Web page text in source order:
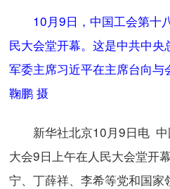
10月9日，中国工会第十
民大会堂开幕。这是中共中
军委主席习近平在主席台向
鞠鹏 摄
新华社北京10月9日电 中
大会9日上午在人民大会堂开
宁、丁薛祥、李希等党和国